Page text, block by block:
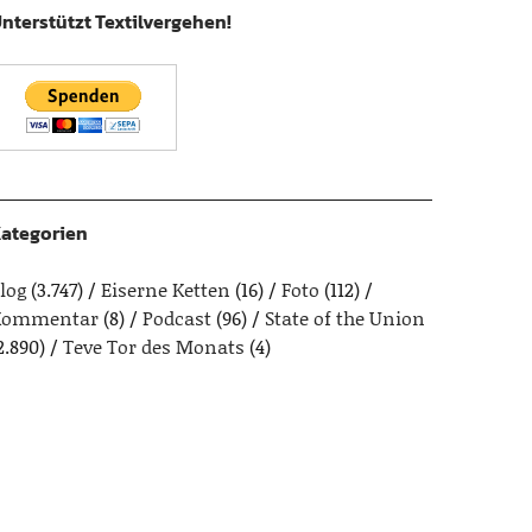
Textilvergehen!
(3.747) Eiserne Ketten (16) Foto (112)
(8) Podcast(96)
State of the Union
Teve Tor des Monats (4)